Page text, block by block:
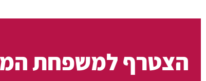
הצטרףלמשפחת